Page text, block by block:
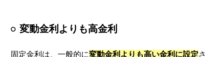
変動金利よりも高金利
固定金利は、一般的に変動金利よりも高い金利に設定さ